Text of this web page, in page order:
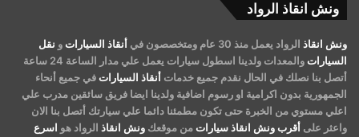
ونش انقاذ الرواد
ونش انقاذ الرواد يعمل منذ 30 عام ومتخصصون في أنقاذ السيارات و نقل
السيارات
والمعدات ولدينا اسطول سيارات يعمل علي مدار الساعة 24 ساعة
أتصل بنا نصلك في الحال نقدم جميع خدمات أنقاذ السيارات في جميع أنحاء
الجمهورية بدون اكرامية او رسوم اضافية ولدينا ايضا فريق سائقين مدرب علي
اعلي مستوي من الخبرة حتى تكون مطمئنا دائما علي سيارتك أتصل بنا الان
واعثر على أقرب ونش انقاذ سيارات من موقعك ونش انقاذ الرواد هو اسرع